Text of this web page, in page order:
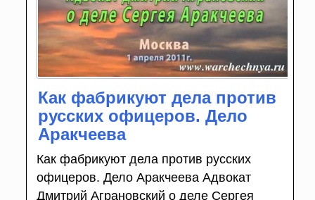
Как фабрикуют дела против
русских офицеров. Дело
Аракчеева
Как фабрикуют дела против русских
офицеров. Дело Аракчеева Адвокат
Дмитрий Аграновский о деле Сергея